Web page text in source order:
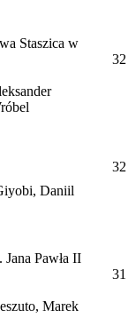
Staszica w
32
Daniil
32
Pawła II
Marek
31